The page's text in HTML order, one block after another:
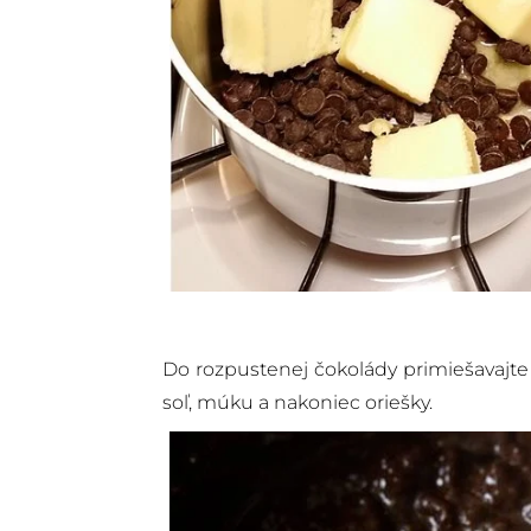
Do rozpustenej čokolády
soľ, múku a nakoniec oriešky.